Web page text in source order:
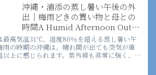
沖縄・浦添の蒸し暑い午後の外
出｜梅雨どきの買い物と母との
時間A Humid Afternoon Out
in Okinawa, Urasoe | Rainy
Season Shopping and Time
with Mom
最高気温31℃、湿度80％を超える蒸し暑い午
の時期の沖縄は、晴れ間が出ても空気が重
上に感じられます。紫外線も非常に強く、